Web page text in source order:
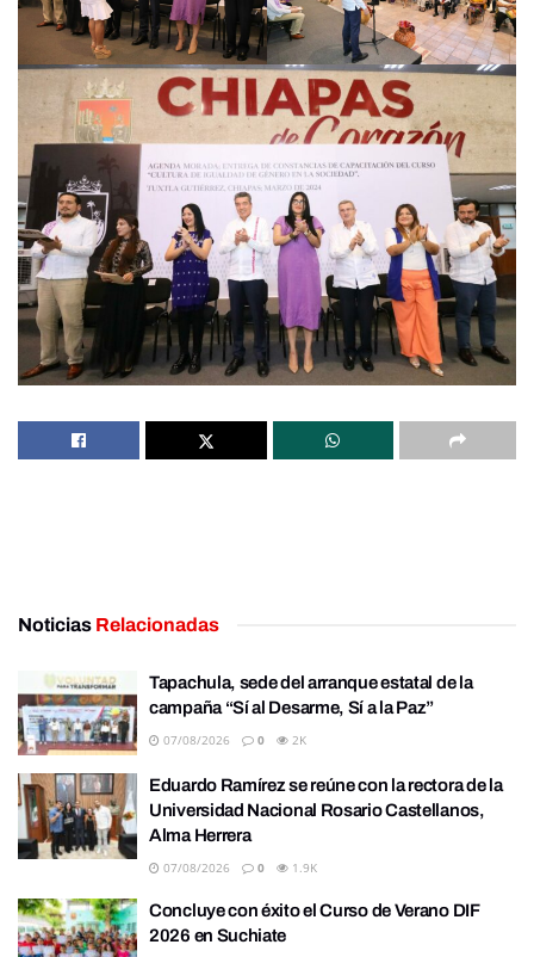
Noticias Relacionadas
Tapachula, sede del arranque estatal de la
campaña “Sí al Desarme, Sí a la Paz”
07/08/2026 0 2K
Eduardo Ramírez se reúne con la rectora de la
Universidad Nacional Rosario Castellanos,
Alma Herrera
07/08/2026 0 1.9K
Concluye con éxito el Curso de Verano DIF
2026 en Suchiate